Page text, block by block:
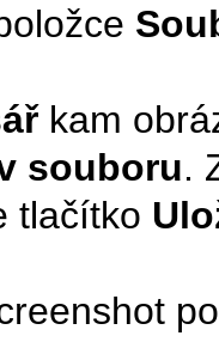
kam
souboru.
tlačítko